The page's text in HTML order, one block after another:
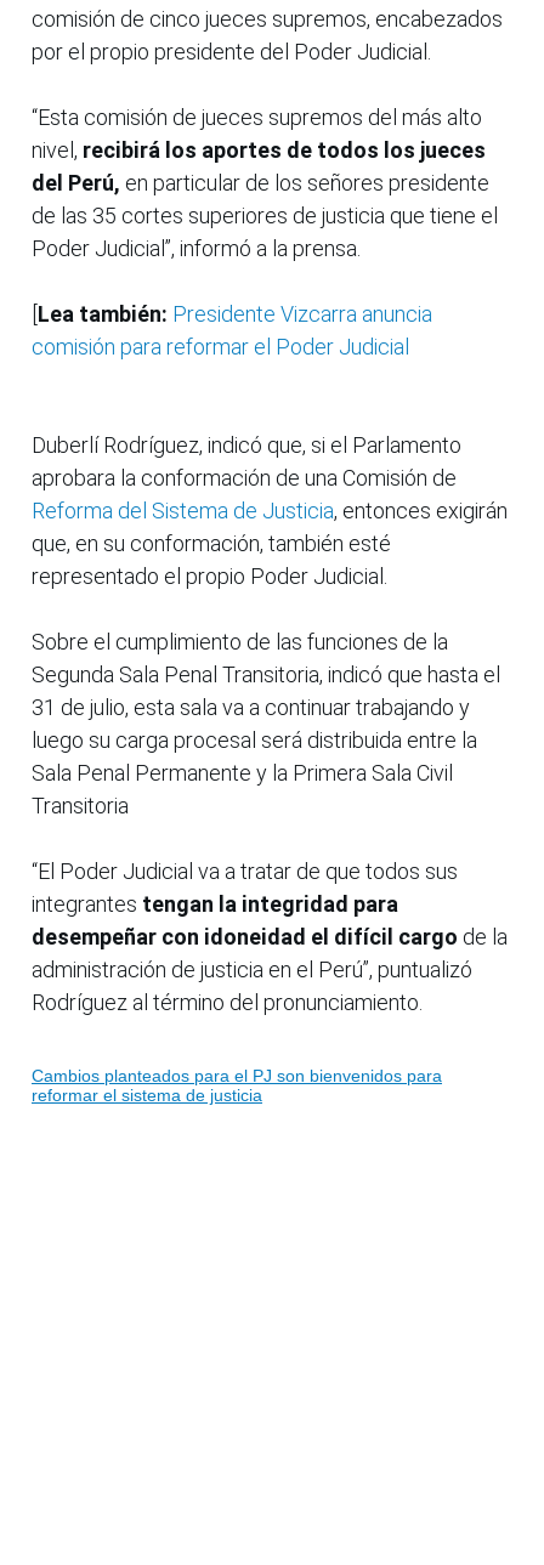
comisión de cinco jueces supremos, encabezados
por el propio presidente del Poder Judicial.
“Esta comisión de jueces supremos del más alto
nivel, recibirá los aportes de todos los jueces
del Perú, en particular de los señores presidente
de las 35 cortes superiores de justicia que tiene el
Poder Judicial”, informó a la prensa.
Lea también: Presidente Vizcarra anuncia
comisión para reformar el Poder Judicial
Duberlí Rodríguez, indicó que, si el Parlamento
aprobara la conformación de una Comisión de
Reforma del Sistema de Justicia, entonces exigirán
que, en su conformación, también esté
representado el propio Poder Judicial.
Sobre el cumplimiento de las funciones de la
Segunda Sala Penal Transitoria, indicó que hasta el
31 de julio, esta sala va a continuar trabajando y
luego su carga procesal será distribuida entre la
Sala Penal Permanente y la Primera Sala Civil
Transitoria
“El Poder Judicial va a tratar de que todos sus
integrantes tengan la integridad para
desempeñar con idoneidad el difícil cargo de la
administración de justicia en el Perú”, puntualizó
Rodríguez al término del pronunciamiento.
Cambios planteados para el PJ son bienvenidos para
reformar el sistema de justicia